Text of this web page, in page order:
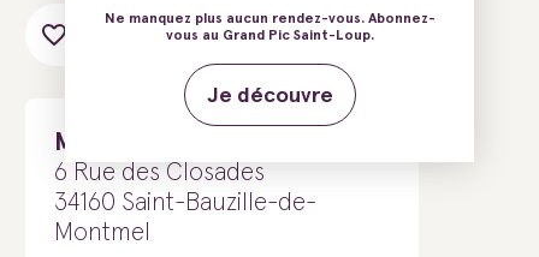
Ajouter au carnet de voyage
Mazet des Closades
6 Rue des Closades
34160 Saint-Bauzille-de-
Montmel
Ne manquez plus aucun rendez-vous. Abonnez-
vous au Grand Pic Saint-Loup.
Je découvre